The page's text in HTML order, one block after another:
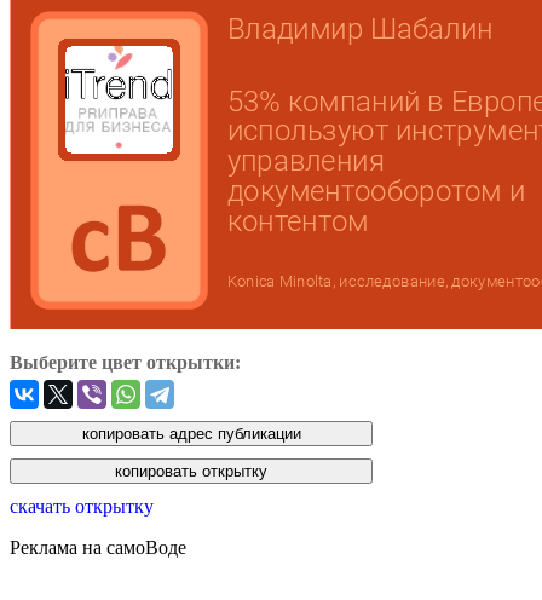
Выберите цвет открытки:
скачать открытку
Реклама на самоВоде